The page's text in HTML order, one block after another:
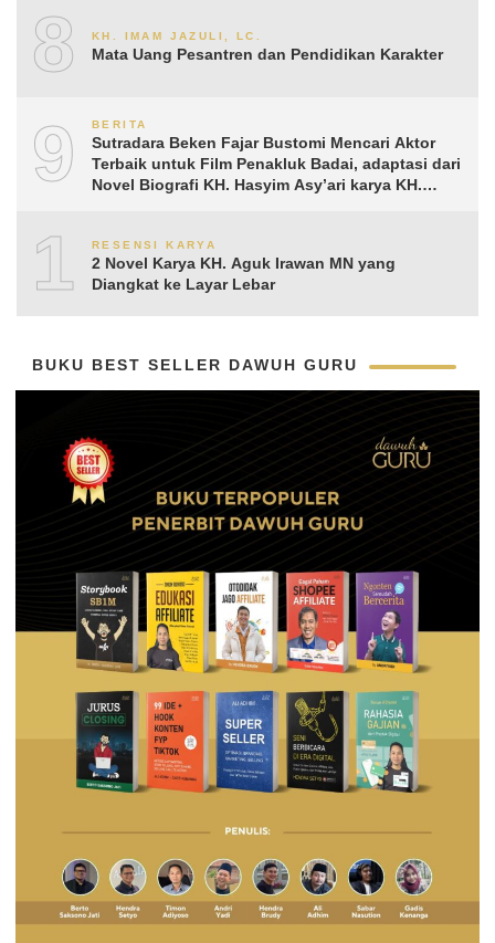
8 KH. IMAM JAZULI, LC.
Mata Uang Pesantren dan Pendidikan Karakter
9 BERITA
Sutradara Beken Fajar Bustomi Mencari Aktor
Terbaik untuk Film Penakluk Badai, adaptasi dari
Novel Biografi KH. Hasyim Asy’ari karya KH.
10RESENSI KARYA
2 Novel Karya KH. Aguk Irawan MN yang
Diangkat ke Layar Lebar
BUKU BEST SELLER DAWUH GURU